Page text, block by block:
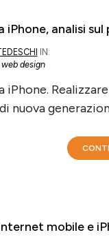
analisi sul
IN:
web design
nuova
mobile e